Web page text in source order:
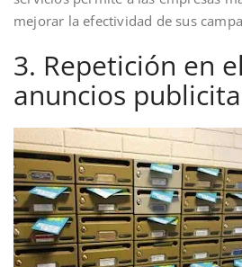
mejorar la efectividad de sus
3. Repetición en
anuncios